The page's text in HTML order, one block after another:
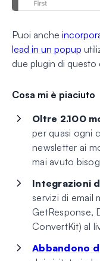
Puoi anche
lead in un popup
due plugin di questo
Cosa mi è piaciuto
Oltre 2.100
per quasi ogni
newsletter ai
mai avuto
Integrazioni
servizi di email
GetResponse,
ConvertKit) al
Abbandono